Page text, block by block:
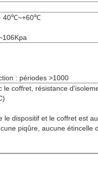
- 40℃~+60℃
: périodes >1000
le coffret, résistance
le dispositif et le coffret est
piqûre, aucune étincelle